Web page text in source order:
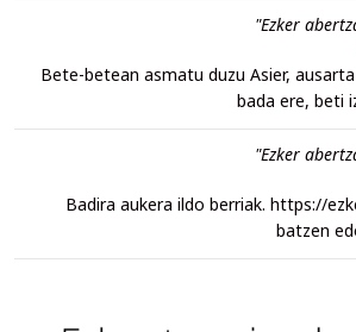
"Ezker
Bete-betean asmatu duzu Asier,
bada ere, beti
"Ezker
Badira aukera ildo berriak. https://
batzen